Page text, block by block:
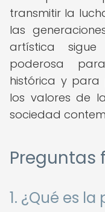
transmitir la
las
artística sigue
poderosa
histórica y para
los valores de
sociedad
Preguntas
1. ¿Qué es